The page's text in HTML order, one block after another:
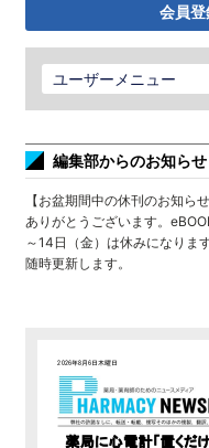
会員登
ユーザーメニュー
編集部からのお知らせ
【お盆期間中の休刊のお知ら
ありがとうございます。
～14日（金）は休みになりま
随時更新します。